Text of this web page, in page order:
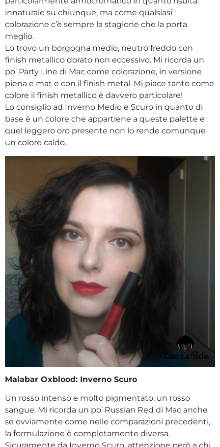
innaturale su chiunque, ma come qualsiasi
colorazione c’è sempre la stagione che la porta
meglio.
Lo trovo un borgogna medio, neutro freddo con
finish metallico dorato non eccessivo. Mi ricorda un
po’ Party Line di Mac come colorazione, in versione
piena e mat e con il finish metal. Mi piace tanto come
colore il finish metallico è davvero particolare!
Lo consiglio ad Inverno Medio e Scuro in quanto di
base è un colore che appartiene a queste palette e
quel leggero oro presente non lo rende comunque
un colore caldo.
Malabar Oxblood: Inverno Scuro
Un rosso intenso e molto pigmentato, un rosso
sangue. Mi ricorda un po’ Russian Red di Mac anche
se ovviamente come nelle comparazioni precedenti,
la formulazione è completamente diversa.